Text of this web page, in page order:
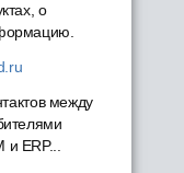
о
между
ERP...